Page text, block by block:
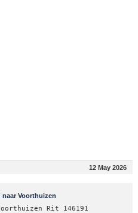
12 May 2026
Voorthuizen
Rit 146191